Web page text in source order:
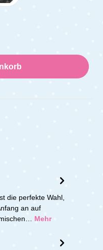
gewünschten
die perfekte Wahl,
an auf
Mehr